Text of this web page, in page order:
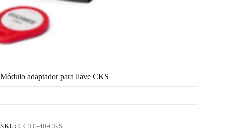
Módulo adaptador para llave CKS
SKU:CCTE-40-CKS